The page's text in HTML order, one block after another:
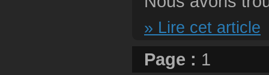
» Lire cet article
Page : 1